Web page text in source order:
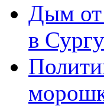
Дым от
в